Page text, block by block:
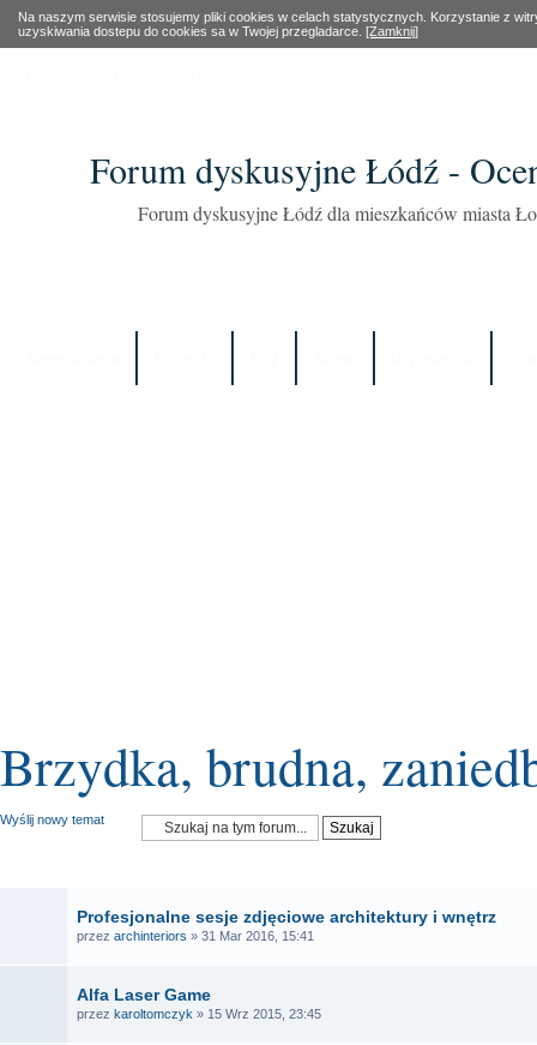
Na naszym serwisie stosujemy pliki cookies w celach statystycznych. Korzystanie z
uzyskiwania dostepu do cookies sa w Twojej przegladarce. [Zamknij]
Forum dyskusyjne Łódź -
Forum dyskusyjne Łódź dla mieszkańców miasta
Brzydka, brudna,
Wyślij nowy temat
Profesjonalne sesje zdjęciowe architektury i wnętrz
przez archinteriors » 31 Mar 2016, 15:41
Alfa Laser Game
przez karoltomczyk » 15 Wrz 2015, 23:45